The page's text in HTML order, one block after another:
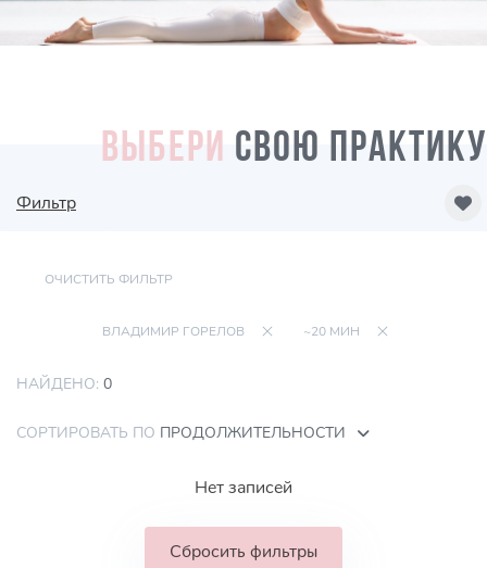
ВЫБЕРИ СВОЮ ПРАКТИКУ
Фильтр
ОЧИСТИТЬ ФИЛЬТР
ВЛАДИМИР ГОРЕЛОВ ~20 МИН
НАЙДЕНО: 0
СОРТИРОВАТЬ ПО ПРОДОЛЖИТЕЛЬНОСТИ
Нет записей
Сбросить фильтры